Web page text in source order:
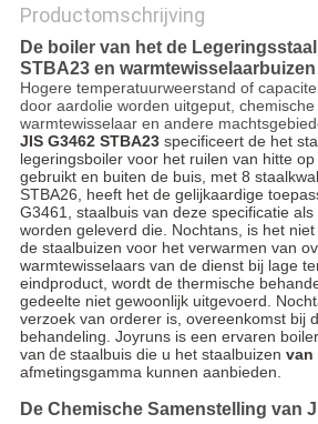
Productomschrijving
De boiler van het de
STBA23 en warmtewisselaarbuizen
Hogere temperatuurweerstand of
door aardolie worden uitgeput,
warmtewisselaar en andere
JIS G3462 STBA23 specificeert de het
legeringsboiler voor het ruilen van hitte
gebruikt en buiten de buis, met 8
STBA26, heeft het de gelijkaardige
G3461, staalbuis van deze specificatie
worden geleverd die. Nochtans, is het
de staalbuizen voor het verwarmen van
warmtewisselaars van de dienst bij lage
eindproduct, wordt de thermische
gedeelte niet gewoonlijk uitgevoerd.
verzoek van orderer is, overeenkomst bij
behandeling. Joyruns is een ervaren
van de staalbuis die u het staalbuizen van
afmetingsgamma kunnen aanbieden.
De Chemische Samenstelling van